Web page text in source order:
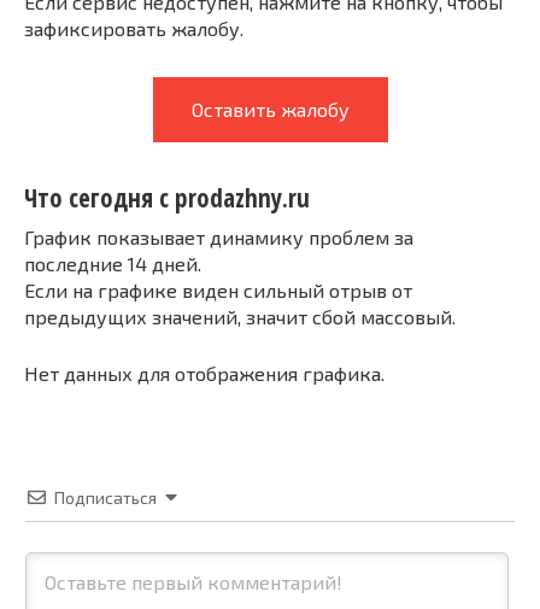
зафиксировать жалобу.
Оставить жалобу
Что сегодня с prodazhny.ru
График показывает динамику проблем за
последние 14 дней.
Если на графике виден сильный отрыв от
предыдущих значений, значит сбой массовый.
Нет данных для отображения графика.
Подписаться